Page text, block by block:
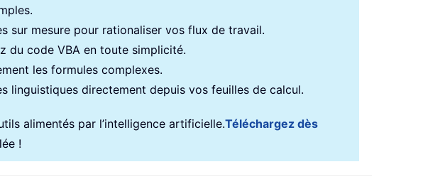
sur mesure pour rationaliser vos flux de travail.
du code VBA en toute simplicité.
les formules complexes.
linguistiques directement depuis vos feuilles de calcul.
alimentés par l’intelligence artificielle.Téléchargez dès
!